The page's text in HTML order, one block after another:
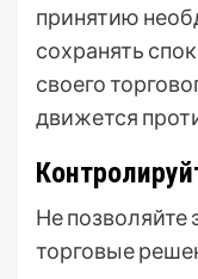
принятию
сохранять
своего
движется
Не
торговые